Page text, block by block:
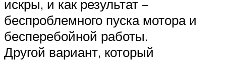
искры, и как результат –
беспроблемного пуска мотора и
бесперебойной работы.
Другой вариант, который